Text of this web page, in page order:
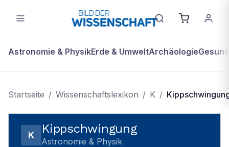
Astronomie & PhysikErde & UmweltArchäologie
Startseite / Wissenschaftslexikon / K /
K Kippschwingung
Astronomie & Physik